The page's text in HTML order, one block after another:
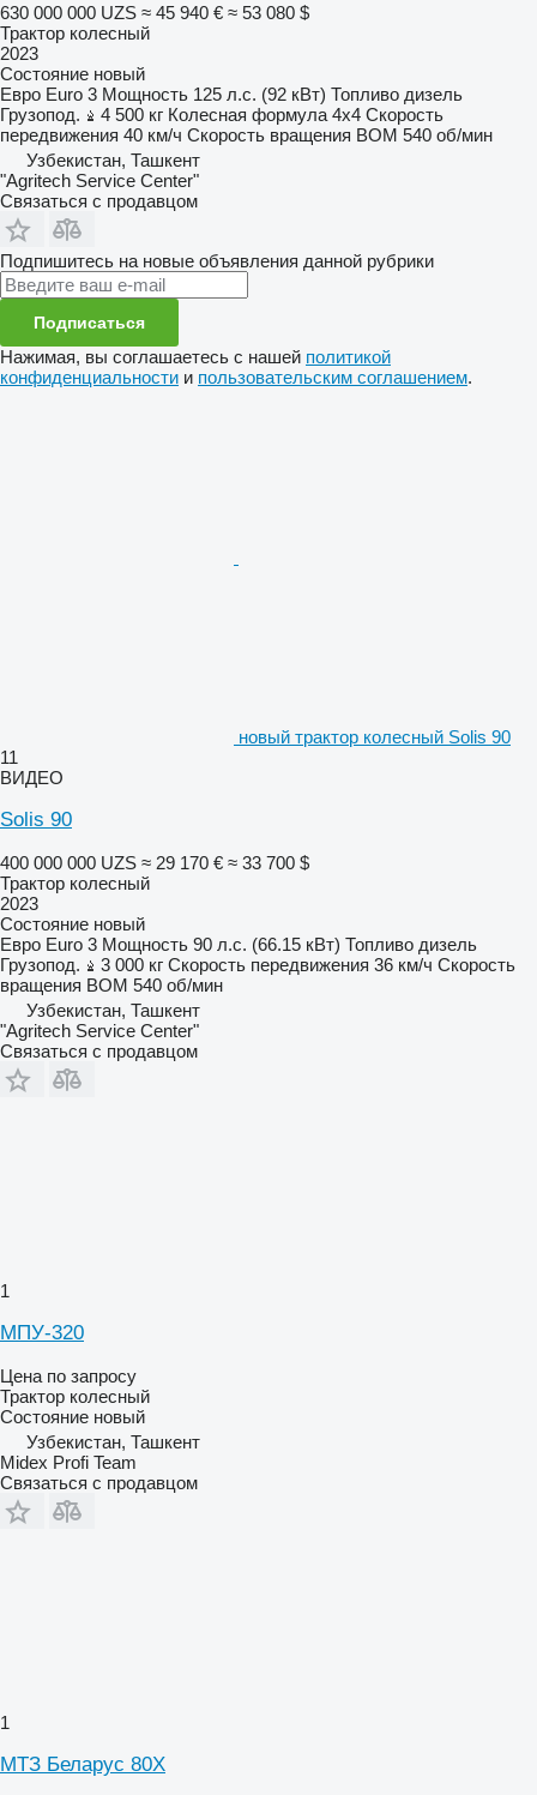
630 000 000 UZS ≈ 45 940 € ≈ 53 080 $
Трактор колесный
2023
Состояние новый
Евро Euro 3 Мощность 125 л.с. (92 кВт) Топливо дизель
Грузопод.
4 500 кг Колесная формула 4x4 Скорость
передвижения 40 км/ч Скорость вращения ВОМ 540 об/мин
Узбекистан, Ташкент
"Agritech Service Center"
Связаться с продавцом
Подпишитесь на новые объявления данной рубрики
Подписаться
Нажимая, вы соглашаетесь с нашей политикой
конфиденциальности и пользовательским соглашением.
новый трактор колесный Solis 90
11
ВИДЕО
Solis 90
400 000 000 UZS ≈ 29 170 € ≈ 33 700 $
Трактор колесный
2023
Состояние новый
Евро Euro 3 Мощность 90 л.с. (66.15 кВт) Топливо дизель
Грузопод.
3 000 кг Скорость передвижения 36 км/ч Скорость
вращения ВОМ 540 об/мин
Узбекистан, Ташкент
"Agritech Service Center"
Связаться с продавцом
1
МПУ-320
Цена по запросу
Трактор колесный
Состояние новый
Узбекистан, Ташкент
Midex Profi Team
Связаться с продавцом
1
МТЗ Беларус 80Х